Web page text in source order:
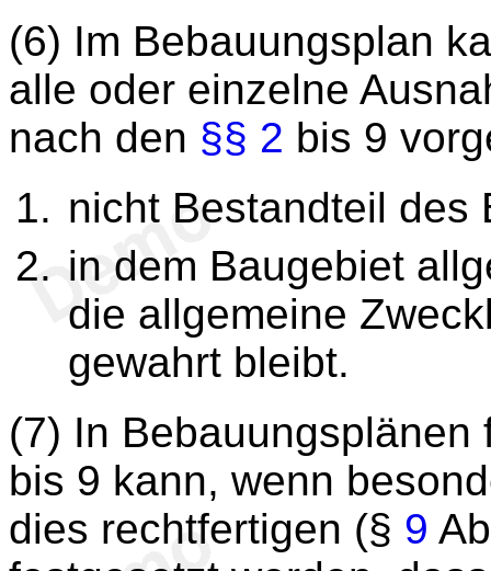
(6) Im Bebauungsplan
alle oder einzelne
nach den §§ 2 bis 9
nicht Bestandteil des
in dem Baugebiet
die allgemeine
gewahrt bleibt.
(7) In
bis 9 kann, wenn
dies rechtfertigen (§ 9